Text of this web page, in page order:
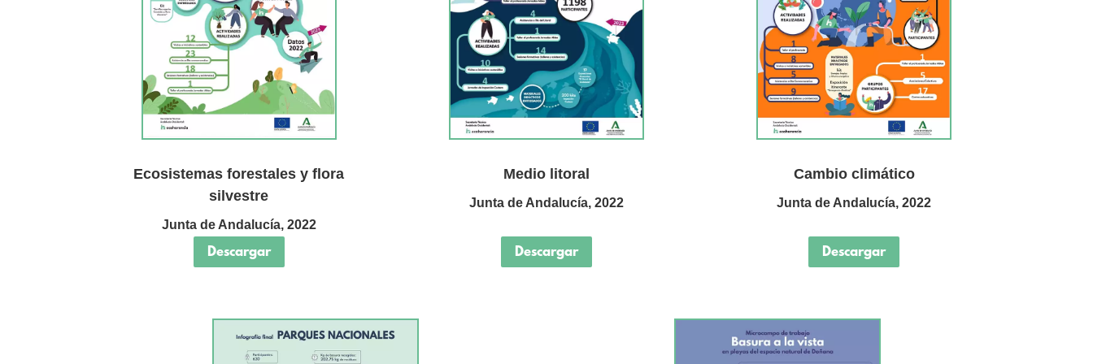
Ecosistemas forestales y flora
silvestre
Junta de Andalucía, 2022
Descargar
Medio litoral
Junta de Andalucía, 2022
Descargar
Cambio climático
Junta de Andalucía, 2022
Descargar